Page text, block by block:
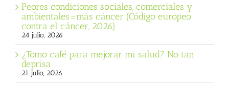
Peores condiciones sociales, comerciales y
ambientales=más cáncer (Código europeo
contra el cáncer, 2026)
24 julio, 2026
¿Tomo café para mejorar mi salud? No tan
deprisa
21 julio, 2026